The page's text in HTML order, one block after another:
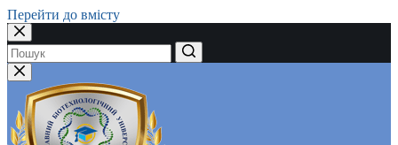
Перейти до вмісту
Немає
результатів